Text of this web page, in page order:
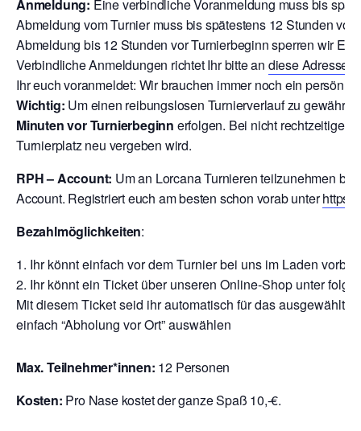
Anmeldung: Eine verbindliche Voranmeldung muss bis
Abmeldung vom Turnier muss bis spätestens 12 Stunden
Abmeldung bis 12 Stunden vor Turnierbeginn sperren wir
Verbindliche Anmeldungen richtet Ihr bitte an diese Adresse
Ihr euch voranmeldet: Wir brauchen immer noch ein
Wichtig: Um einen reibungslosen Turnierverlauf zu
Minuten vor Turnierbeginn erfolgen. Bei nicht
Turnierplatz neu vergeben wird.
RPH – Account: Um an Lorcana Turnieren teilzunehmen
Account. Registriert euch am besten schon vorab unter
Bezahlmöglichkeiten:
Ihr könnt einfach vor dem Turnier bei uns im Laden
Ihr könnt ein Ticket über unseren Online-Shop unter
Mit diesem Ticket seid ihr automatisch für das
einfach “Abholung vor Ort” auswählen
Max. Teilnehmer*innen: 12 Personen
Kosten: Pro Nase kostet der ganze Spaß 10,-€.